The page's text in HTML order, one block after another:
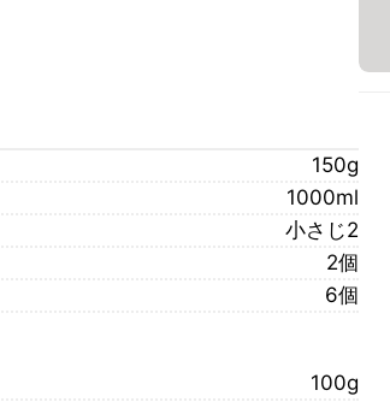
150g
1000ml
小さじ2
2個
6個
100g